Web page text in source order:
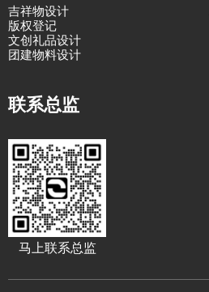
吉祥物设计
版权登记
文创礼品设计
团建物料设计
联系总监
马上联系总监